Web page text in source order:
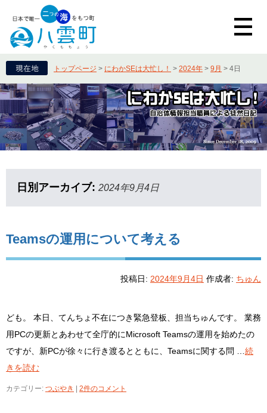
トップページ > にわかSEは大忙し！ > 2024年 > 9月 > 4日
日別アーカイブ: 2024年9月4日
Teamsの運用について考える
投稿日: 2024年9月4日 作成者: ちゅん
ども。 本日、てんちょ不在につき緊急登板、担当ちゅんです。 業務
用PCの更新とあわせて全庁的にMicrosoft Teamsの運用を始めたの
ですが、新PCが徐々に行き渡るとともに、Teamsに関する問 … 続
きを読む
カテゴリー: つぶやき 2件のコメント